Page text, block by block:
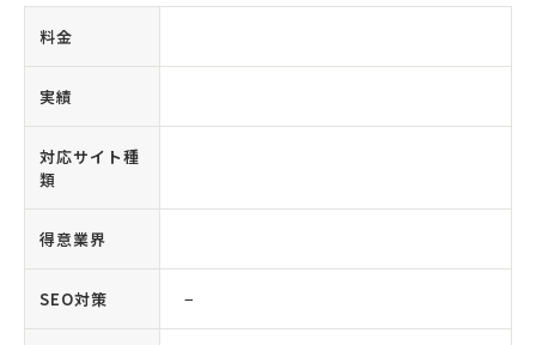
料金
実績
対応サイト種
類
得意業界
SEO対策 −